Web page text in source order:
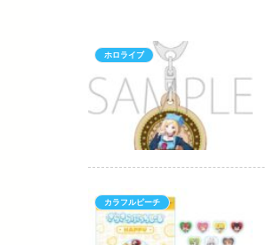
ホロライブ
カラフルピーチ